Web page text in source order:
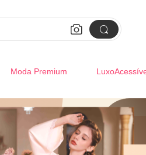
 
Moda Premium